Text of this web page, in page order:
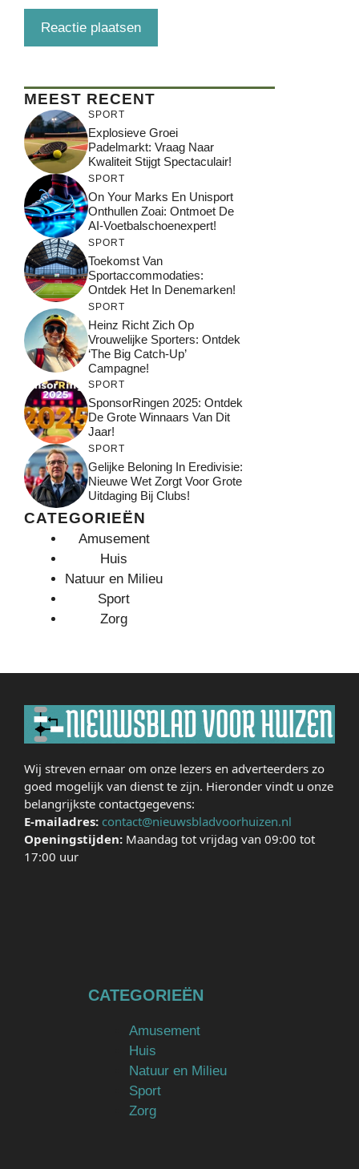
MEEST RECENT
SPORT
Explosieve Groei
Padelmarkt: Vraag Naar
Kwaliteit Stijgt Spectaculair!
SPORT
On Your Marks En Unisport
Onthullen Zoai: Ontmoet De
AI-Voetbalschoenexpert!
SPORT
Toekomst Van
Sportaccommodaties:
Ontdek Het In Denemarken!
SPORT
Heinz Richt Zich Op
Vrouwelijke Sporters: Ontdek
‘The Big Catch-Up’
Campagne!
SPORT
SponsorRingen 2025: Ontdek
De Grote Winnaars Van Dit
Jaar!
SPORT
Gelijke Beloning In Eredivisie:
Nieuwe Wet Zorgt Voor Grote
Uitdaging Bij Clubs!
CATEGORIEËN
Amusement
Huis
Natuur en Milieu
Sport
Zorg
Wij streven ernaar om onze lezers en adverteerders zo
goed mogelijk van dienst te zijn. Hieronder vindt u onze
belangrijkste contactgegevens:
E-mailadres: contact@nieuwsbladvoorhuizen.nl
Openingstijden: Maandag tot vrijdag van 09:00 tot
17:00 uur
CATEGORIEËN
Amusement
Huis
Natuur en Milieu
Sport
Zorg